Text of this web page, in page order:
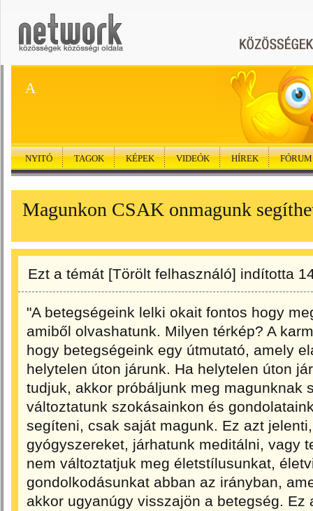
A
NYITÓ TAGOK KÉPEK VIDEÓK HÍREK FÓRUM
Magunkon CSAK onmagunk
Ezt a témát [Törölt felhasználó] indította
"A betegségeink lelki okait fontos hogy
amiből olvashatunk. Milyen térkép? A
hogy betegségeink egy útmutató, amely
helytelen úton járunk. Ha helytelen úton
tudjuk, akkor próbáljunk meg magunknak
változtatunk szokásainkon és
segíteni, csak saját magunk. Ez azt
gyógyszereket, járhatunk meditálni, vagy
nem változtatjuk meg életstílusunkat,
gondolkodásunkat abban az irányban,
akkor ugyanúgy visszajön a betegség. Ez